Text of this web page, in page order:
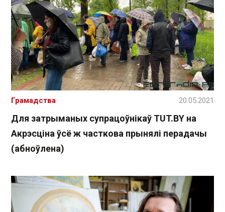
Для затрыманых супрацоўнікаў TUT.BY на
Акрэсціна ўсё ж часткова прынялі перадачы
(абноўлена)
Грамадства 20.05.2021